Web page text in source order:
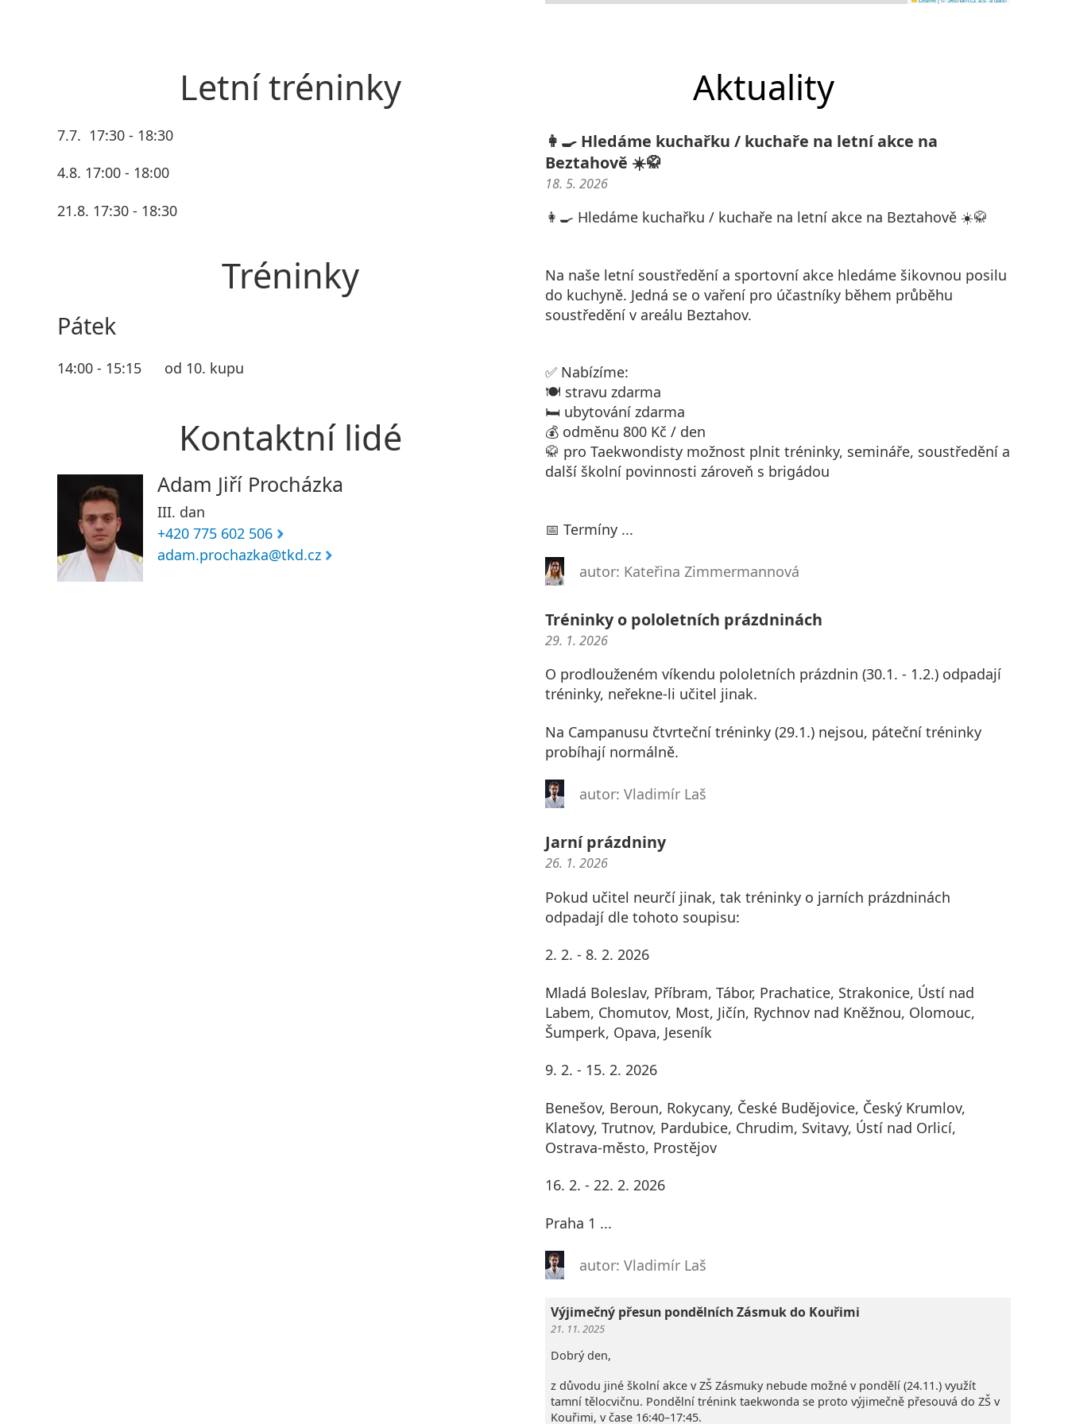
Letní tréninky
7.7. 17:30 - 18:30
4.8. 17:00 - 18:00
21.8. 17:30 - 18:30
Tréninky
Pátek
14:00 - 15:15 od 10. kupu
Kontaktní lidé
Adam Jiří Procházka
III. dan
+420 775 602 506
adam.prochazka@tkd.cz
Aktuality
👩‍🍳 Hledáme kuchařku / kuchaře na letní akce na
Beztahově ☀️🥋
18. 5. 2026
👩‍🍳 Hledáme kuchařku / kuchaře na letní akce na Beztahově ☀️🥋
Na naše letní soustředění a sportovní akce hledáme šikovnou posilu
do kuchyně. Jedná se o vaření pro účastníky během průběhu
soustředění v areálu Beztahov.
✅ Nabízíme:
🍽️ stravu zdarma
🛏️ ubytování zdarma
💰 odměnu 800 Kč / den
🥋 pro Taekwondisty možnost plnit tréninky, semináře, soustředění a
další školní povinnosti zároveň s brigádou
📅 Termíny ...
autor: Kateřina Zimmermannová
Tréninky o pololetních prázdninách
29. 1. 2026
O prodlouženém víkendu pololetních prázdnin (30.1. - 1.2.) odpadají
tréninky, neřekne-li učitel jinak.
Na Campanusu čtvrteční tréninky (29.1.) nejsou, páteční tréninky
probíhají normálně.
autor: Vladimír Laš
Jarní prázdniny
26. 1. 2026
Pokud učitel neurčí jinak, tak tréninky o jarních prázdninách
odpadají dle tohoto soupisu:
2. 2. - 8. 2. 2026
Mladá Boleslav, Příbram, Tábor, Prachatice, Strakonice, Ústí nad
Labem, Chomutov, Most, Jičín, Rychnov nad Kněžnou, Olomouc,
Šumperk, Opava, Jeseník
9. 2. - 15. 2. 2026
Benešov, Beroun, Rokycany, České Budějovice, Český Krumlov,
Klatovy, Trutnov, Pardubice, Chrudim, Svitavy, Ústí nad Orlicí,
Ostrava-město, Prostějov
16. 2. - 22. 2. 2026
Praha 1 ...
autor: Vladimír Laš
Výjimečný přesun pondělních Zásmuk do Kouřimi
21. 11. 2025
Dobrý den,
z důvodu jiné školní akce v ZŠ Zásmuky nebude možné v pondělí (24.11.) využít
tamní tělocvičnu. Pondělní trénink taekwonda se proto výjimečně přesouvá do ZŠ v
Kouřimi, v čase 16:40–17:45.